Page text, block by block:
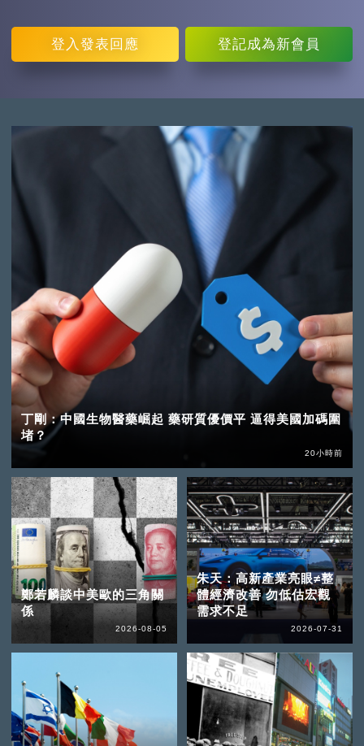
登入 發表回應 登記成為新會員
丁剛：中國生物醫藥崛起 藥研質優價平 逼得美國加碼圍
堵？
20小時前
鄭若麟談中美歐的三角關
係
2026-08-05
朱天：高新產業亮眼≠整
體經濟改善 勿低估宏觀
需求不足
2026-07-31